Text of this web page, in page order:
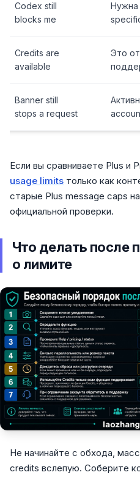
Codex still
blocks me
Нужна
Credits are
available
Это
Banner still
stops a request
Если вы сравниваете Plus и
usage limits только как
старые Plus message caps
официальной проверки.
Что делать после
о лимите
Не начинайте с обхода,
credits вслепую. Соберите